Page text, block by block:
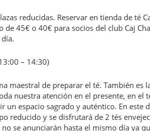
reducidas. Reservar en tienda de té
de 45€ o 40€ para socios del club Caj
– 14:30)
maestral de preparar el té. También es
nuestra atención en el presente, en el
un espacio sagrado y auténtico. En este
reducido y se disfrutará de 2 tés
se anunciarán hasta el mismo día ya